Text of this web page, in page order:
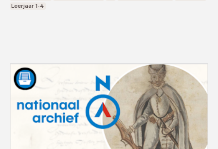
Leerjaar 1-4